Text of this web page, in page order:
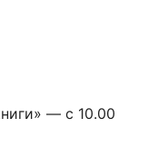
— с 10.00